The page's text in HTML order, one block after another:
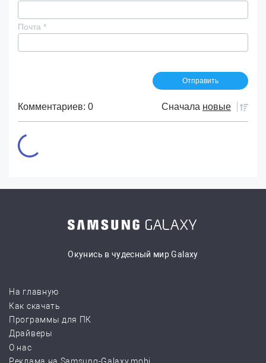
Почта *
Комментариев: 0 Сначала новые
Окунись в чудесный мир Galaxy
На главную
Как скачать
Программы для ПК
Драйверы
О нас